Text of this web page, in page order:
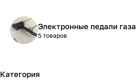
Электронные педали газа
5 товаров
Категория